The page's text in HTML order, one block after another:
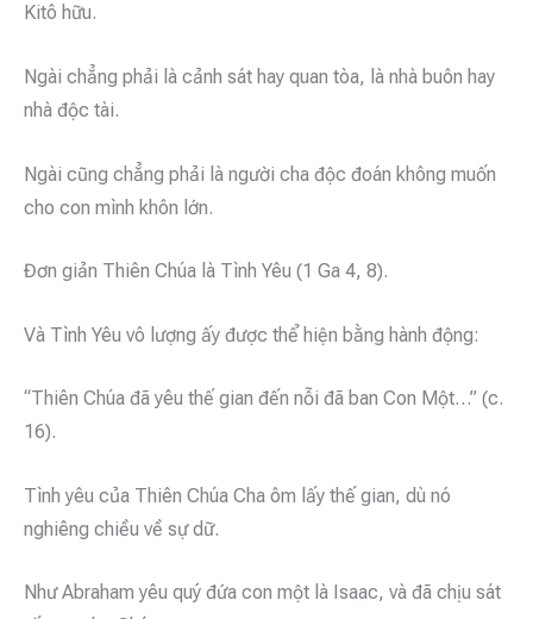
Kitô hữu.
Ngài chẳng phải là cảnh sát hay quan tòa, là nhà buôn hay
nhà độc tài.
Ngài cũng chẳng phải là người cha độc đoán không muốn
cho con mình khôn lớn.
Đơn giản Thiên Chúa là Tình Yêu (1 Ga 4, 8).
Và Tình Yêu vô lượng ấy được thể hiện bằng hành động:
“Thiên Chúa đã yêu thế gian đến nỗi đã ban Con Một…” (c.
16).
Tình yêu của Thiên Chúa Cha ôm lấy thế gian, dù nó
nghiêng chiều về sự dữ.
Như Abraham yêu quý đứa con một là Isaac, và đã chịu sát